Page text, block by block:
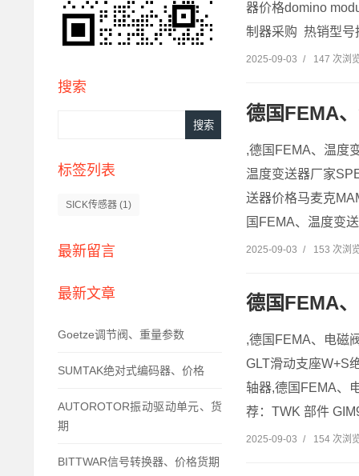
搜索
标签列表
SICK传感器 (1)
最新留言
最新文章
Goetze调节阀、重量参数
SUMTAK绝对式编码器、价格
AUTOROTOR振动驱动单元、货
期
BITTWAR信号转换器、价格货期
器价格domino
制器采购 热销型号
2025-09-03 / 147 次浏
德国FEMA
,德国FEMA、温度
温度变送器厂家
送器价格马麦克
国FEMA、温度变
2025-09-03 / 153 次浏
德国FEMA
,德国FEMA、电磁
GLT滑动支座W+S
轴器,德国FEMA、
荐：TWK 部件
2025-09-03 / 154 次浏